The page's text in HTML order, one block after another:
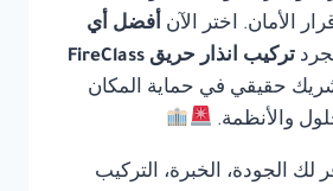
الأمان. اختر الآن أفضل أي
تركيب انذار حريق FireClass
حقيقي في حماية المكان
والأنظمة.
لك الجودة، الخبرة، التركيب